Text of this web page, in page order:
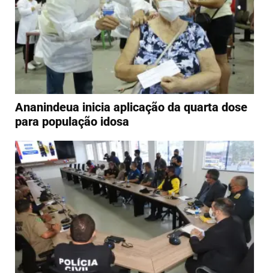
Ananindeua inicia aplicação da quarta dose
para população idosa